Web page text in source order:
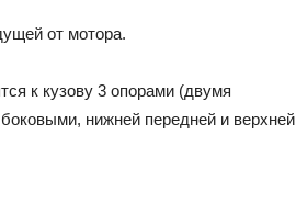
от мотора.
к кузову 3 опорами (двумя
нижней передней и верхней